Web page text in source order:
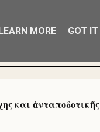
και ἀνταποδοτικῆς
MORE GOT IT